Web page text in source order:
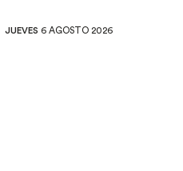
JUEVES 6 AGOSTO 2026